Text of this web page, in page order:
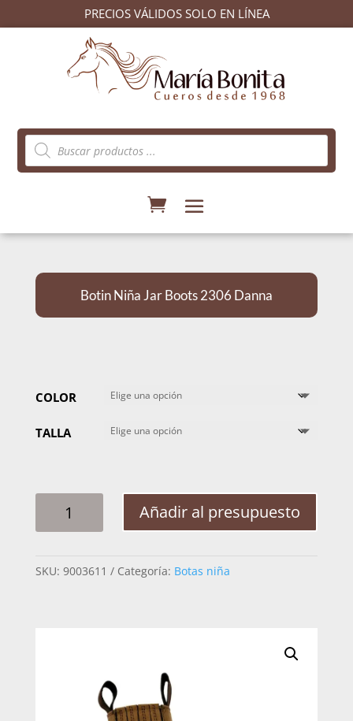
PRECIOS VÁLIDOS SOLO EN LÍNEA
Búsqueda
de
productos
Botin Niña Jar Boots 2306 Danna
COLOR
TALLA
2306
Añadir al presupuesto
SKU: 9003611 Categoría: Botas niña